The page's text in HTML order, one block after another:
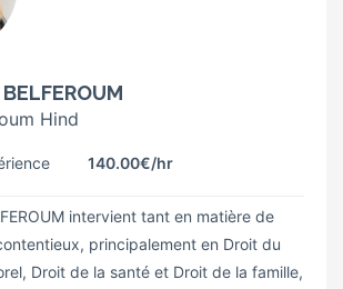
Hind
140.00€/hr
intervient tant en matière de
principalement en Droit du
Droit de la santé et Droit de la famille,